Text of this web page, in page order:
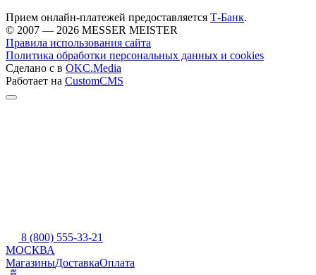
Прием онлайн-платежей предоставляется Т-Банк.
© 2007 — 2026 MESSER MEISTER
Правила использования сайта
Политика обработки персональных данных и cookies
Сделано с в OKC.Media
Работает на CustomCMS
8 (800) 555-33-21
МОСКВА
МагазиныДоставкаОплата